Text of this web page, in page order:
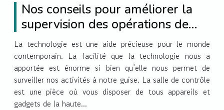
Nos conseils pour améliorer la
supervision des opérations de
vos productions avec une salle
de contrôle ergonomique ?
La technologie est une aide précieuse pour le monde
contemporain. La facilité que la technologie nous a
apportée est énorme si bien qu’elle nous permet de
surveiller nos activités à notre guise. La salle de contrôle
est une pièce où vous disposer de tous appareils et
gadgets de la haute...